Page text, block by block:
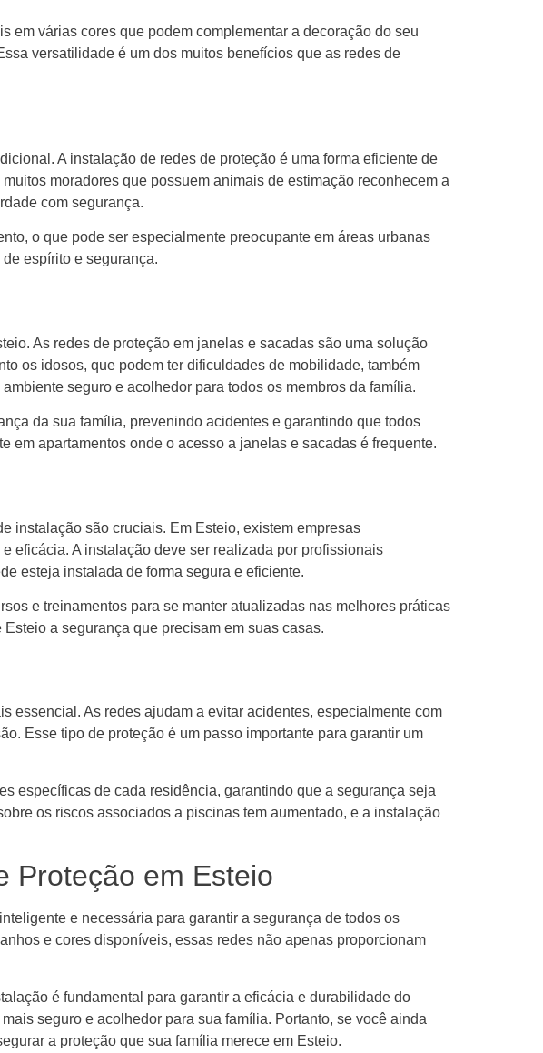
em várias cores que podem complementar a decoração do seu
versatilidade é um dos muitos benefícios que as redes de
A instalação de redes de proteção é uma forma eficiente de
moradores que possuem animais de estimação reconhecem a
com segurança.
o que pode ser especialmente preocupante em áreas urbanas
espírito e segurança.
As redes de proteção em janelas e sacadas são uma solução
os idosos, que podem ter dificuldades de mobilidade, também
seguro e acolhedor para todos os membros da família.
da sua família, prevenindo acidentes e garantindo que todos
em apartamentos onde o acesso a janelas e sacadas é frequente.
instalação são cruciais. Em Esteio, existem empresas
eficácia. A instalação deve ser realizada por profissionais
esteja instalada de forma segura e eficiente.
e treinamentos para se manter atualizadas nas melhores práticas
a segurança que precisam em suas casas.
essencial. As redes ajudam a evitar acidentes, especialmente com
Esse tipo de proteção é um passo importante para garantir um
específicas de cada residência, garantindo que a segurança seja
os riscos associados a piscinas tem aumentado, e a instalação
Proteção em Esteio
e necessária para garantir a segurança de todos os
e cores disponíveis, essas redes não apenas proporcionam
é fundamental para garantir a eficácia e durabilidade do
seguro e acolhedor para sua família. Portanto, se você ainda
a proteção que sua família merece em Esteio.